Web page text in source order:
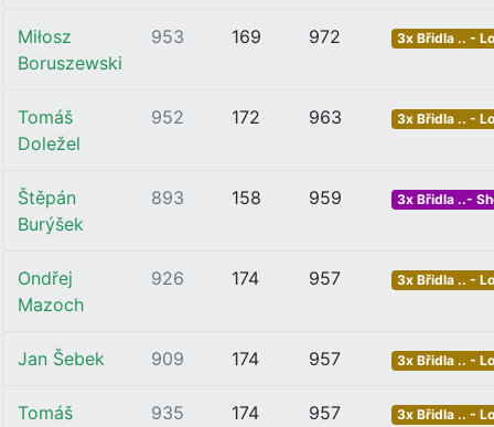
Miłosz
Boruszewski
953 169 972 3x Břidla .. -
Tomáš
Doležel
952 172 963 3x Břidla .. -
Štěpán
Burýšek
893 158 959 3x Břidla ..-
Ondřej
Mazoch
926 174 957 3x Břidla .. -
Jan Šebek 909 174 957 3x Břidla .. -
Tomáš
935 174 957 3x Břidla .. -